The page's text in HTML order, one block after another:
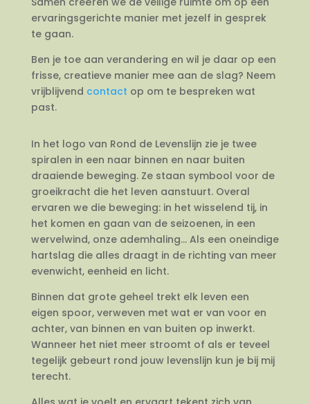
ervaringsgerichte manier met jezelf in gesprek
te gaan.
Ben je toe aan verandering en wil je daar op een
frisse, creatieve manier mee aan de slag? Neem
vrijblijvend contact op om te bespreken wat
past.
In het logo van Rond de Levenslijn zie je twee
spiralen in een naar binnen en naar buiten
draaiende beweging. Ze staan symbool voor de
groeikracht die het leven aanstuurt. Overal
ervaren we die beweging: in het wisselend tij, in
het komen en gaan van de seizoenen, in een
wervelwind, onze ademhaling… Als een oneindige
hartslag die alles draagt in de richting van meer
evenwicht, eenheid en licht.
Binnen dat grote geheel trekt elk leven een
eigen spoor, verweven met wat er van voor en
achter, van binnen en van buiten op inwerkt.
Wanneer het niet meer stroomt of als er teveel
tegelijk gebeurt rond jouw levenslijn kun je bij mij
terecht.